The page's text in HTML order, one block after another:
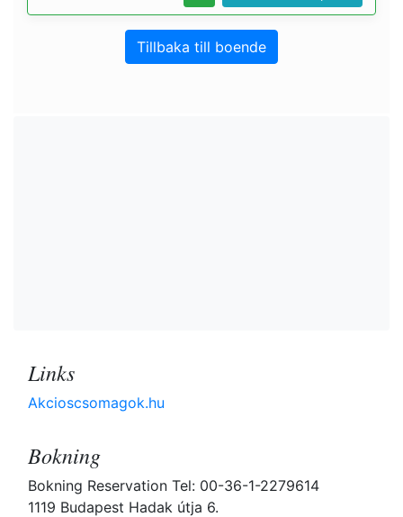
Tillbaka till boende
Links
Akcioscsomagok.hu
Bokning
Bokning Reservation Tel: 00-36-1-2279614
1119 Budapest Hadak útja 6.